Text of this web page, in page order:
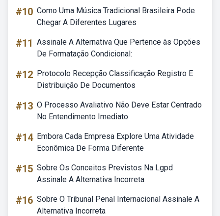
#10 Como Uma Música Tradicional Brasileira Pode
Chegar A Diferentes Lugares
#11 Assinale A Alternativa Que Pertence às Opções
De Formatação Condicional:
#12 Protocolo Recepção Classificação Registro E
Distribuição De Documentos
#13 O Processo Avaliativo Não Deve Estar Centrado
No Entendimento Imediato
#14 Embora Cada Empresa Explore Uma Atividade
Econômica De Forma Diferente
#15 Sobre Os Conceitos Previstos Na Lgpd
Assinale A Alternativa Incorreta
#16 Sobre O Tribunal Penal Internacional Assinale A
Alternativa Incorreta